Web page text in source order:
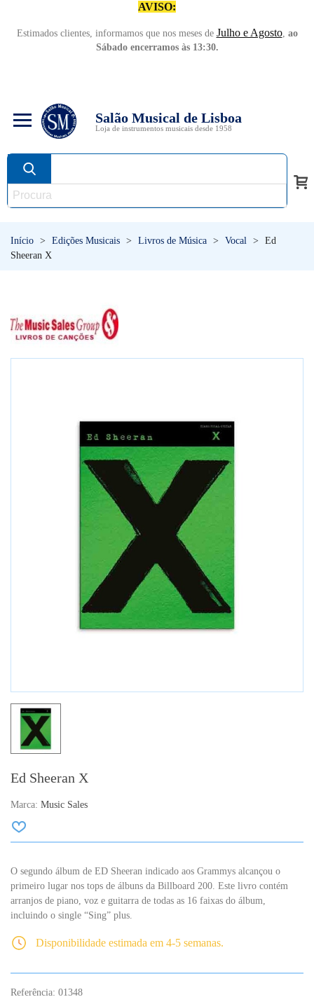
AVISO:
Estimados clientes, informamos que nos meses de Julho e Agosto, ao
Sábado encerramos às 13:30.
Salão Musical de Lisboa
Loja de instrumentos musicais desde 1958
Início > Edições Musicais > Livros de Música > Vocal >
Ed
Sheeran X
Ed Sheeran X
Marca: Music Sales
O segundo álbum de ED Sheeran indicado aos Grammys alcançou o
primeiro lugar nos tops de álbuns da Billboard 200. Este livro contém
arranjos de piano, voz e guitarra de todas as 16 faixas do álbum,
incluindo o single “Sing” plus.
Disponibilidade estimada em 4-5 semanas.
Referência: 01348